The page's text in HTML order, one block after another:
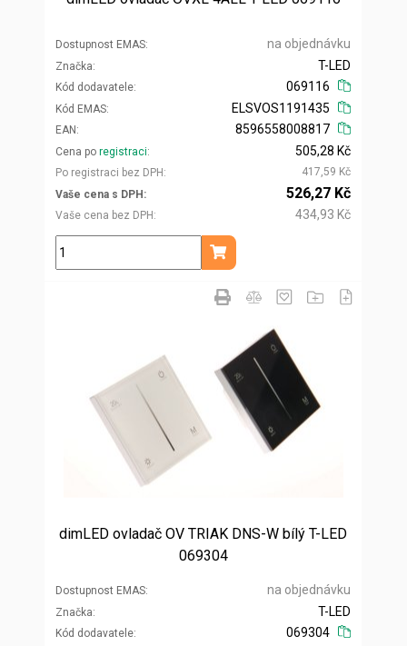
Dostupnost EMAS na objednávku
Značka
Kód dodavatele
T-LED
069116
Kód EMAS
EAN
ELSVOS1191435
8596558008817
Cena po registraci
Po registraci bez DPH
505,28 Kč
417,59 Kč
Vaše cena s DPH
Vaše cena bez DPH
526,27 Kč
434,93 Kč
ks
Přidat do košíku
dimLED ovladač OV TRIAK DNS-W bílý T-LED
069304
Dostupnost EMAS na objednávku
Značka
Kód dodavatele
T-LED
069304